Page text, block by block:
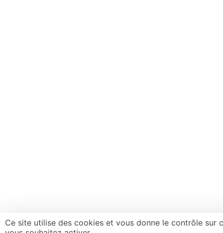
Ce site utilise des cookies et vous donne le contrôle sur